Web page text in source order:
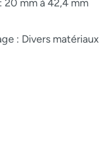
20 mm à 42,4 mm
: Divers matériaux